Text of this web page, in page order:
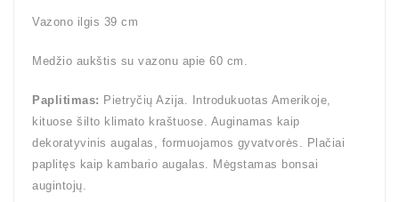
Vazono ilgis 39 cm
Medžio aukštis su vazonu apie 60 cm.
Paplitimas: Pietryčių Azija. Introdukuotas Amerikoje,
kituose šilto klimato kraštuose. Auginamas kaip
dekoratyvinis augalas, formuojamos gyvatvorės. Plačiai
paplitęs kaip kambario augalas. Mėgstamas bonsai
augintojų.